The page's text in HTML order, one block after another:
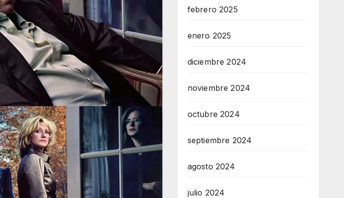
febrero 2025
enero 2025
diciembre 2024
noviembre 2024
octubre 2024
septiembre 2024
agosto 2024
julio 2024